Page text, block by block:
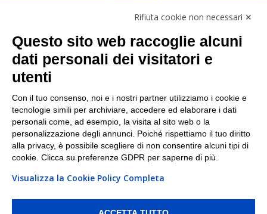
Facebook
Linkedin
I nostri punti di ritiro e spedizione pacchi nelle
maggiori città italiane
Torino|Milano|Roma|Bologna|Firenze| Genova
Napoli|Varese
PI/CF/N°Iscr.: 10821360012 | REA: RM 1494760 | Cap.Soc.: 50.000€ |
Whistleblowing|Privacy |Preferenze Cookies
Rifiuta cookie non necessari ✕
Questo sito web raccoglie alcuni
dati personali dei visitatori e
utenti
Con il tuo consenso, noi e i nostri partner utilizziamo i cookie e
tecnologie simili per archiviare, accedere ed elaborare i dati
personali come, ad esempio, la visita al sito web o la
personalizzazione degli annunci. Poiché rispettiamo il tuo diritto
alla privacy, è possibile scegliere di non consentire alcuni tipi di
cookie. Clicca su preferenze GDPR per saperne di più.
Visualizza la Cookie Policy Completa